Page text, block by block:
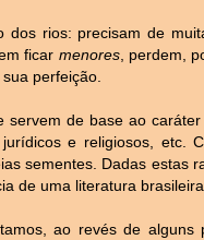
dos rios: precisam de
ficar menores, perdem,
perfeição.
de base ao caráter
e religiosos, etc.
sementes. Dadas estas
de uma literatura brasileira.
ao revés de alguns